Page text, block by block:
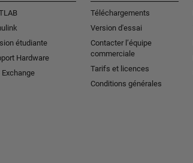
étudiante
Hardware
Exchange
Téléchargements
Version d'essai
Contacter l’équipe
commerciale
Tarifs et licences
Conditions générales